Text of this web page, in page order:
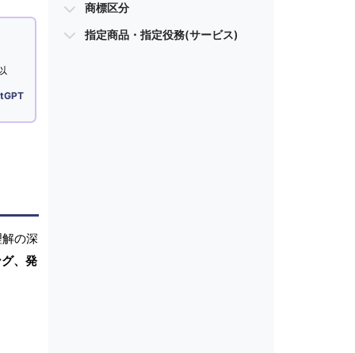
の深
、発
商標区分
指定商品・指定役務(サービス)